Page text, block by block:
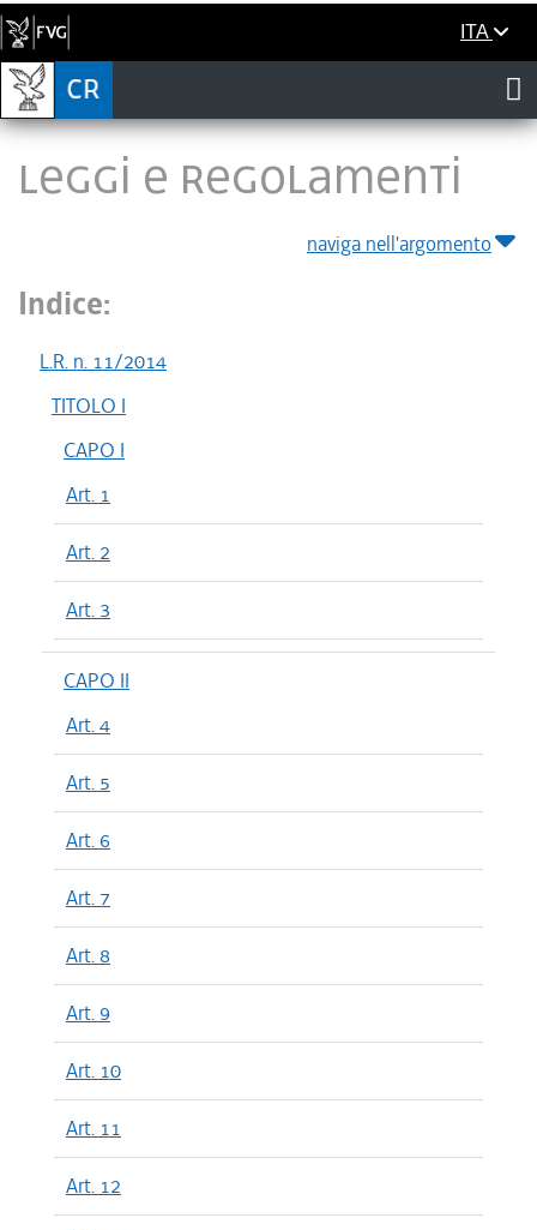
ITA
LEGGI E REGOLAMENTI
naviga nell'argomento
Indice:
L.R. n. 11/2014
TITOLO I
CAPO I
Art. 1
Art. 2
Art. 3
CAPO II
Art. 4
Art. 5
Art. 6
Art. 7
Art. 8
Art. 9
Art. 10
Art. 11
Art. 12